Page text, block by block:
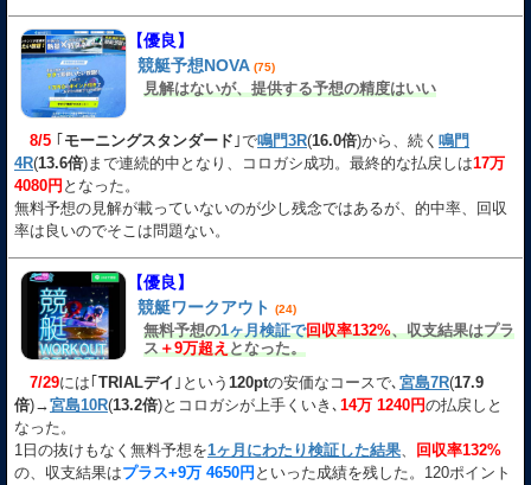
【優良】
競艇予想NOVA (75)
見解はないが、提供する予想の精度はいい
8/5 ｢ モーニングスタンダード ｣で鳴門3R(16.0倍)から、続く 鳴門
4R(13.6倍)まで連続的中となり、コロガシ成功。最終的な払戻しは17万
4080円 となった。
無料予想の見解が載っていないのが少し残念ではあるが、的中率、回収
率は良いのでそこは問題ない。
【優良】
競艇ワークアウト (24)
無料予想の1ヶ月検証で回収率132%、収支結果はプラ
ス＋9万超えとなった。
7/29には｢ TRIALデイ ｣という 120ptの安価なコースで､ 宮島7R(17.9
倍)→宮島10R(13.2倍)とコロガシが上手くいき､ 14万 1240円の払戻しと
なった。
1日の抜けもなく無料予想を1ヶ月にわたり検証した結果、
回収率132%
の、収支結果はプラス+9万 4650円 といった成績を残した。120ポイント